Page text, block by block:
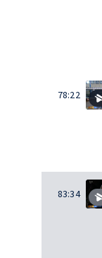
78:22
83:34